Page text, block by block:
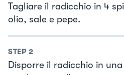
Tagliare il radicchio in 4
olio, sale e pepe.
STEP 2
Disporre il radicchio in